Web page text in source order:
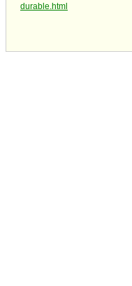
durable.html